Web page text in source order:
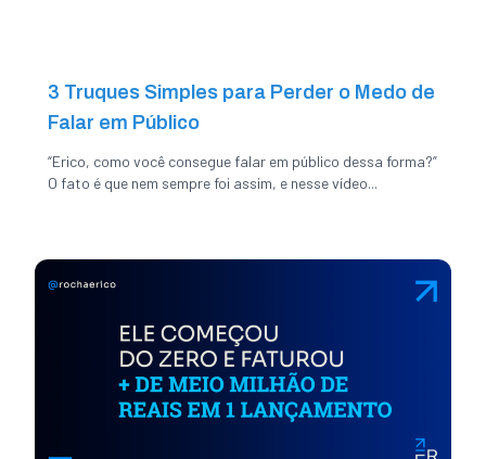
3 Truques Simples para Perder o Medo de
Falar em Público
“Erico, como você consegue falar em público dessa forma?”
O fato é que nem sempre foi assim, e nesse vídeo...